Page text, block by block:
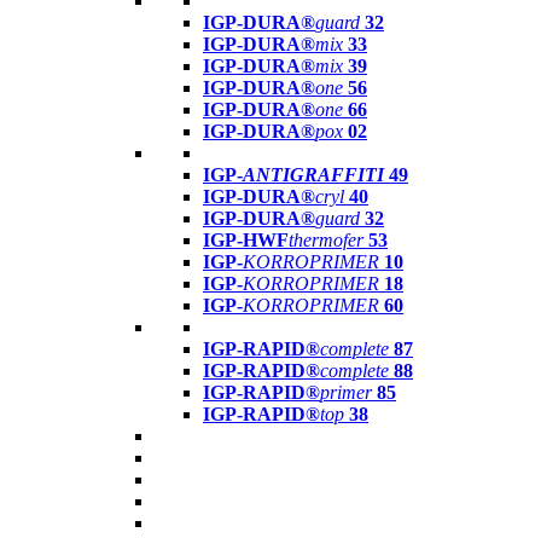
IGP-DURA®guard 32
IGP-DURA®mix 33
IGP-DURA®mix 39
IGP-DURA®one 56
IGP-DURA®one 66
IGP-DURA®pox 02
IGP-ANTIGRAFFITI49
IGP-DURA®cryl 40
IGP-DURA®guard 32
IGP-HWFthermofer 53
IGP-KORROPRIMER 10
IGP-KORROPRIMER 18
IGP-KORROPRIMER 60
IGP-RAPID®complete 87
IGP-RAPID®complete 88
IGP-RAPID®primer 85
IGP-RAPID®top 38